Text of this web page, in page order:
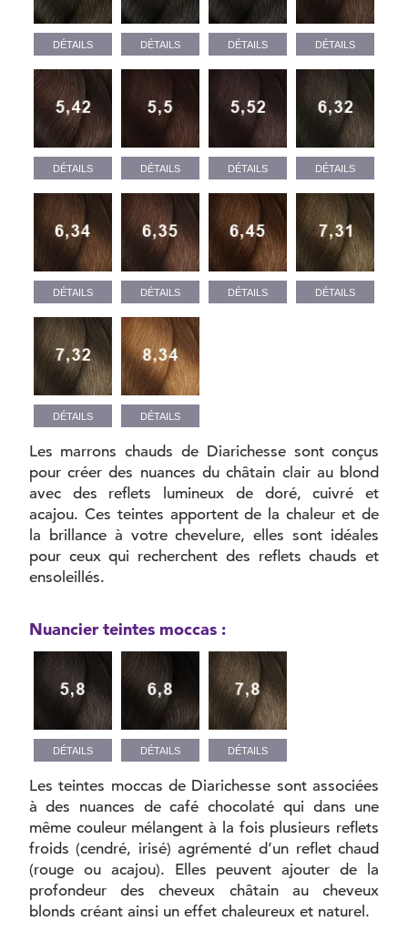
DÉTAILS DÉTAILS DÉTAILS DÉTAILS
DÉTAILS DÉTAILS DÉTAILS DÉTAILS
DÉTAILS DÉTAILS DÉTAILS DÉTAILS
DÉTAILS DÉTAILS
Les marrons chauds de Diarichesse sont conçus
pour créer des nuances du châtain clair au blond
avec des reflets lumineux de doré, cuivré et
acajou. Ces teintes apportent de la chaleur et de
la brillance à votre chevelure, elles sont idéales
pour ceux qui recherchent des reflets chauds et
ensoleillés.
Nuancier teintes moccas :
DÉTAILS DÉTAILS DÉTAILS
Les teintes moccas de Diarichesse sont associées
à des nuances de café chocolaté qui dans une
même couleur mélangent à la fois plusieurs reflets
froids (cendré, irisé) agrémenté d’un reflet chaud
(rouge ou acajou). Elles peuvent ajouter de la
profondeur des cheveux châtain au cheveux
blonds créant ainsi un effet chaleureux et naturel.